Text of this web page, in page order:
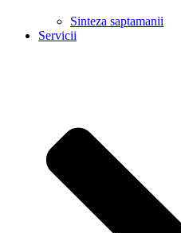
Sinteza saptamanii
Servicii